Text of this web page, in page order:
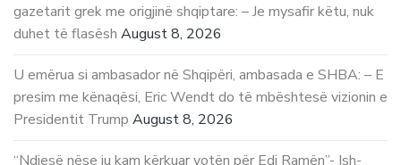
gazetarit grek me origjinë shqiptare: – Je mysafir këtu, nuk
duhet të flasësh August 8, 2026
U emërua si ambasador në Shqipëri, ambasada e SHBA: – E
presim me kënaqësi, Eric Wendt do të mbështesë vizionin e
Presidentit Trump August 8, 2026
“Ndjesë nëse ju kam kërkuar votën për Edi Ramën”- Ish-